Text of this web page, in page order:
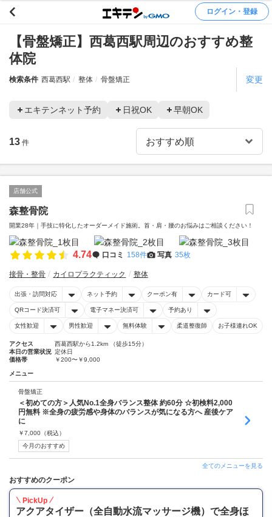
ログイン・登録
【骨盤矯正】西葛西駅周辺のおすすめ整
体院
検索条件 西葛西駅 整体 骨盤矯正 変更
エキテンネット予約 日祝OK 早朝OK
13 件
店舗公式
森整骨院
開業28年｜手技に特化したオーダーメイド施術。首・肩・腰のお悩みはご相談ください！
4.74 口コミ 158件 写真 35枚
接骨・整骨 カイロプラクティック 整体
出張・訪問対応 ネット予約 クーポン有 カード可
QRコード決済可 電子マネー決済可 予約あり
女性歓迎 男性歓迎 無料体験 柔道整復師 お子様連れOK
アクセス
西葛西駅から1.2km （徒歩15分）
本日の営業状況 定休日
価格帯
￥200〜￥9,000
メニュー
骨盤矯正
＜初めての方＞人気No.1全身バランス整体 約60分 ☆初検料2,000
円無料 ※全身の疲労感や身体のバランスが気になる方へ 産後ケア
に
￥7,000 （税込）
今月のおすすめ
全てのメニューを見る
おすすめのクーポン
PickUp
アクアタイザー（全自動水流マッサージ機）で全身ほ